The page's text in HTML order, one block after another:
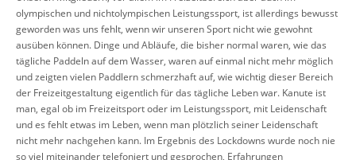
olympischen und nichtolympischen Leistungssport, ist allerdings bewusst
geworden was uns fehlt, wenn wir unseren Sport nicht wie gewohnt
ausüben können. Dinge und Abläufe, die bisher normal waren, wie das
tägliche Paddeln auf dem Wasser, waren auf einmal nicht mehr möglich
und zeigten vielen Paddlern schmerzhaft auf, wie wichtig dieser Bereich
der Freizeitgestaltung eigentlich für das tägliche Leben war. Kanute ist
man, egal ob im Freizeitsport oder im Leistungssport, mit Leidenschaft
und es fehlt etwas im Leben, wenn man plötzlich seiner Leidenschaft
nicht mehr nachgehen kann. Im Ergebnis des Lockdowns wurde noch nie
so viel miteinander telefoniert und gesprochen, Erfahrungen